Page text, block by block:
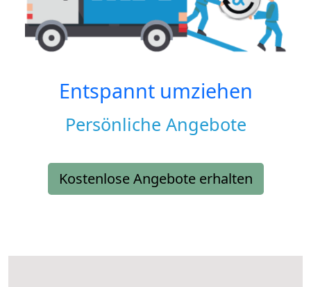
Entspannt umziehen
Persönliche Angebote
Kostenlose Angebote erhalten